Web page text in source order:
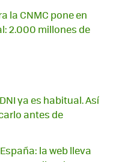
la CNMC pone en
2.000 millones de
ya es habitual. Así
antes de
la web lleva